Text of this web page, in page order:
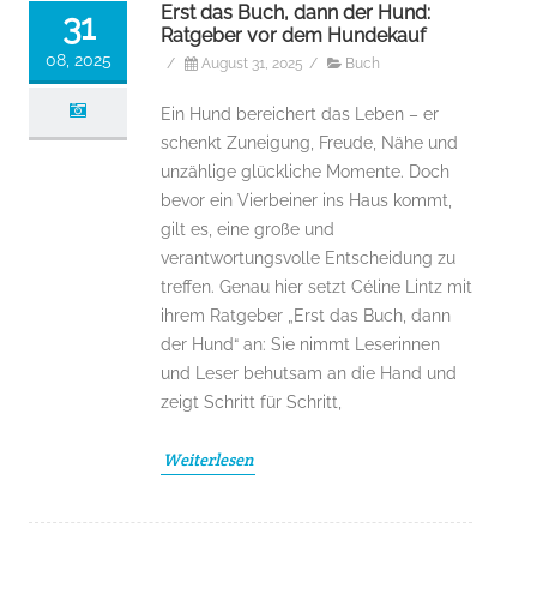
31
08, 2025
Erst das Buch, dann der Hund:
Ratgeber vor dem Hundekauf
/ August 31, 2025 / Buch
Ein Hund bereichert das Leben – er
schenkt Zuneigung, Freude, Nähe und
unzählige glückliche Momente. Doch
bevor ein Vierbeiner ins Haus kommt,
gilt es, eine große und
verantwortungsvolle Entscheidung zu
treffen. Genau hier setzt Céline Lintz mit
ihrem Ratgeber „Erst das Buch, dann
der Hund“ an: Sie nimmt Leserinnen
und Leser behutsam an die Hand und
zeigt Schritt für Schritt,
Weiterlesen